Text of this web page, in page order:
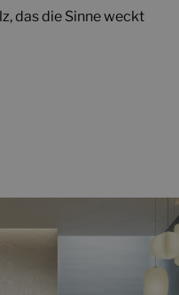
das die Sinne weckt